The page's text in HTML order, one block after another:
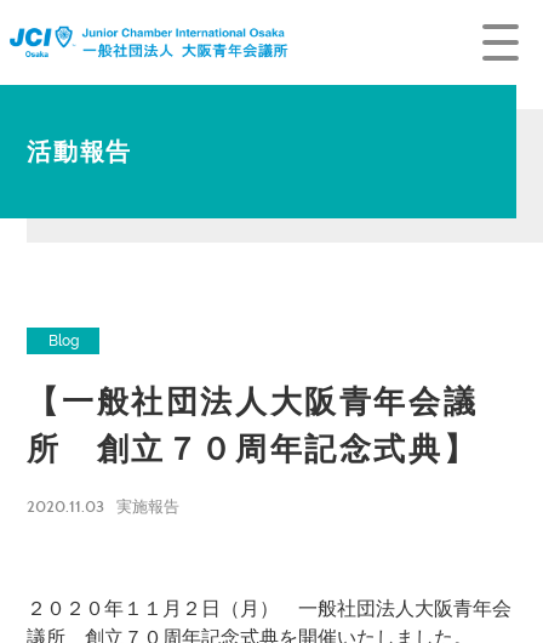
活動報告
Blog
【一般社団法人大阪青年会議
所 創立７０周年記念式典】
2020.11.03 実施報告
２０２０年１１月２日（月） 一般社団法人大阪青年会
議所 創立７０周年記念式典を開催いたしました。